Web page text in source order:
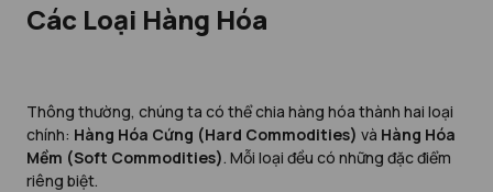
Các Loại Hàng Hóa
Thông thường, chúng ta có thể chia hàng hóa thành hai loại
chính: Hàng Hóa Cứng (Hard Commodities) và Hàng Hóa
Mềm (Soft Commodities). Mỗi loại đều có những đặc điểm
riêng biệt.